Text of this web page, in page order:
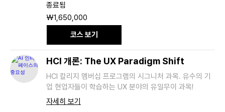
종료됨
1,650,000
대
원
₩1,650,000
코스 보기
HCI 개론: The UX Paradigm Shift
HCI 칼리지 멤버십 프로그램의 시그니처 과목. 유수의 기
업 현업자들이 학습하는 UX 분야의 유일무이 과목!
자세히 보기